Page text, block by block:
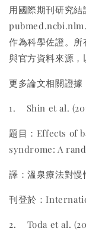
用國際期刊研究結
作為科學佐證。
與官方資料來源，
更多論文相關證據
1. Shin et al.
題目：Effects of
syndrome: A
譯：溫泉療法對
刊登於：
2. Toda et al.